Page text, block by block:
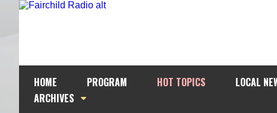
HOME PROGRAM HOT TOPICS LOCAL
ARCHIVES